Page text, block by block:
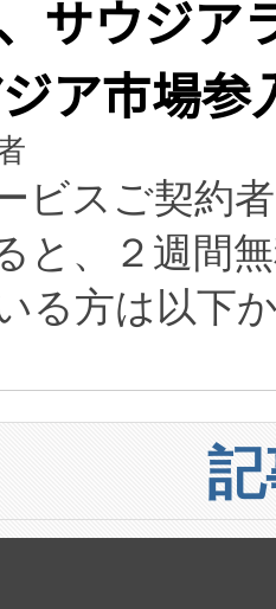
サウジア
ア市場参
ビスご契約
と、２週間
る方は以下